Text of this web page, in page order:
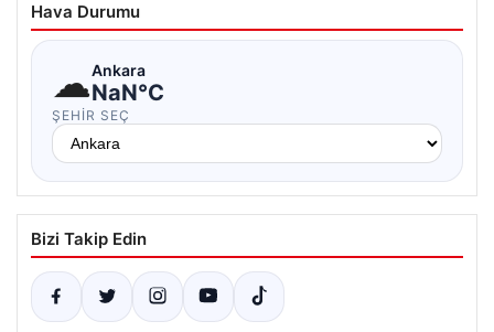
Hava Durumu
☁Ankara
NaN°C
ŞEHIR SEÇ
Bizi Takip Edin